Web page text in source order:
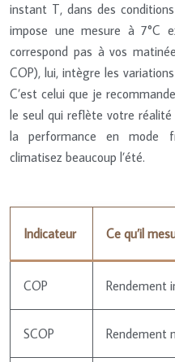
instant T, dans des
impose une mesure à 7°C
correspond pas à vos
COP), lui, intègre les
C’est celui que je
le seul qui reflète votre réalité
la performance en mode
climatisez beaucoup l’été.
Indicateur Ce qu’il
COP Rendement
SCOP Rendement